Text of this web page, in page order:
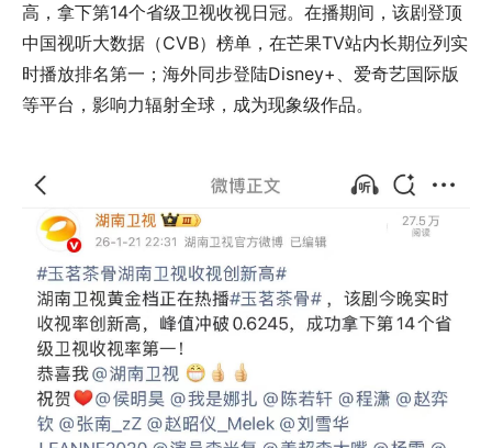
高，拿下第14个省级卫视收视日冠。在播期间，该剧登顶
中国视听大数据（CVB）榜单，在芒果TV站内长期位列实
时播放排名第一；海外同步登陆Disney+、爱奇艺国际版
等平台，影响力辐射全球，成为现象级作品。